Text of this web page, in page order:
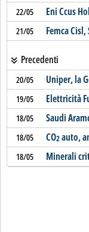
22/05 Eni Ccus
21/05 Femca
Precedenti
20/05 Uniper, la
19/05 Elettricità
18/05 Saudi
18/05 CO2auto,
18/05 Minerali